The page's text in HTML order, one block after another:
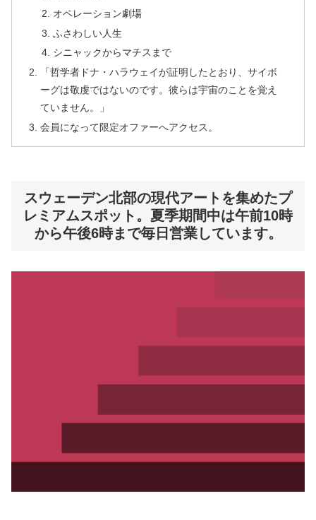
オペレーション劇場
ふさわしい人生
シニャックからマチスまで
「哲学者ドナ・ハラウェイが証明したとおり、サイボ
ーグは敬虔ではないのです。彼らは宇宙のことを覚え
ていません。」
会員になって限定オファーへアクセス。
スウェーデン北部の現代アートを集めたプ
レミアムスポット。夏季期間中は午前10時
から午後6時まで毎日営業しています。